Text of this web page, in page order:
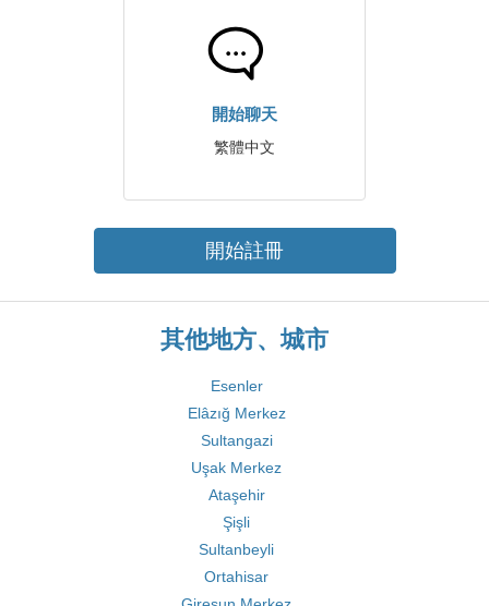
開始聊天
繁體中文
開始註冊
其他地方、城市
Esenler
Elâzığ Merkez
Sultangazi
Uşak Merkez
Ataşehir
Şişli
Sultanbeyli
Ortahisar